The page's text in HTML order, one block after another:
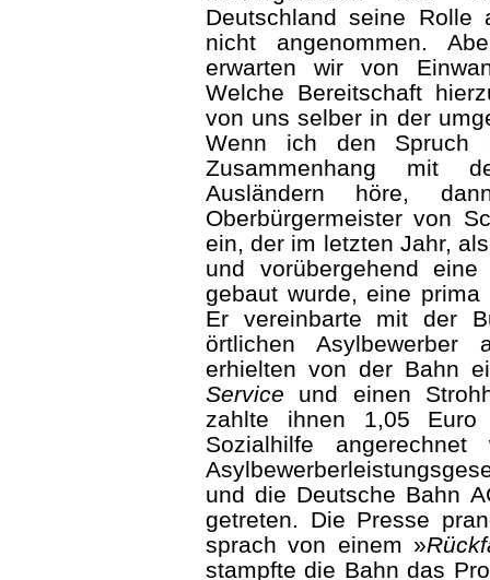
Deutschland seine Rolle
nicht angenommen.
erwarten wir von
Welche Bereitschaft
von uns selber in der
Wenn ich den Spruch
Zusammenhang mit
Ausländern höre,
Oberbürgermeister von
ein, der im letzten Jahr,
und vorübergehend eine
gebaut wurde, eine
Er vereinbarte mit der
örtlichen Asylbewerber
erhielten von der Bahn
Service und einen
zahlte ihnen 1,05
Sozialhilfe
und die Deutsche Bahn
getreten. Die Presse
sprach von einem »
stampfte die Bahn das